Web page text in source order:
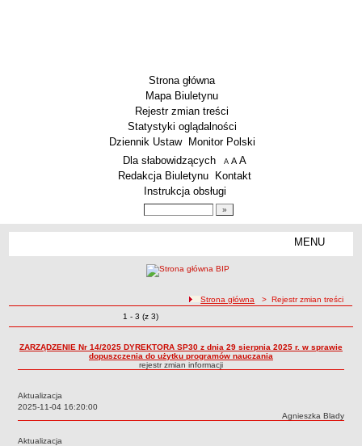
Strona główna
Mapa Biuletynu
Rejestr zmian treści
Statystyki oglądalności
Dziennik Ustaw
Monitor Polski
Menu dodatkowe
Dla słabowidzących A pomniejsz czcionkę
A standardowy rozmiar czcionki
A
Redakcja Biuletynu
Kontakt
Instrukcja obsługi
MENU
Techniczne Zakłady Naukowe
ARCHIWUM SZKÓŁ I PLACÓWEK
Przekształcone szkoły i placówki
ścieżka nawigacji
Strona główna > Rejestr zmian treści
Zmiany o pozycjach
1 - 3 (z 3)
ZARZĄDZENIE Nr 14/2025 DYREKTORA SP30 z dnia 29 sierpnia 2025 r. w sprawie
dopuszczenia do użytku programów nauczania
rejestr zmian informacji
Aktualizacja
Data:
2025-11-04 16:20:00
Autor:
Agnieszka Blady
Aktualizacja